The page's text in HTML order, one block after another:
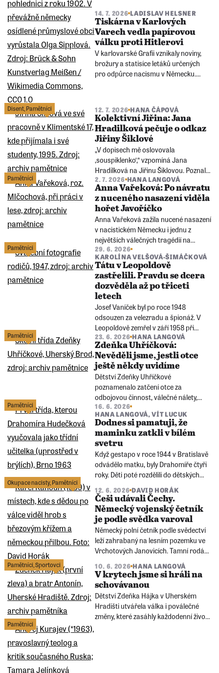
14. 7. 2026 LADISLAV HELSNER
Tiskárna v Karlových
Varech vedla papírovou
válku proti Hitlerovi
V karlovarské Grafii vznikaly noviny,
brožury a statisíce letáků určených
pro odpůrce nacismu v Německu.
i jeho někdejší pracovnice Olga
Sipplová.
Disent,Pamětníci 12. 7. 2026 HANA ČÁPOVÁ
Kolektivní Jiřina: Jana
Hradilková pečuje o odkaz
Jiřiny Šiklové
„V dopisech mě oslovovala
‚souspiklenko‘,“ vzpomíná Jana
Hradilková na Jiřinu Šiklovou. Poznaly
se roku 1991, kdy v bytě disidentky a
socioložky vznikaly první české
feministické projekty. Dnes Hradilková
pečuje o její odkaz prostřednictvím
projektu Jiřineum.
Pamětníci 2. 7. 2026 HANA LANGOVÁ
Anna Vařeková: Po návratu
z nuceného nasazení viděla
hořet Javoříčko
Anna Vařeková zažila nucené nasazení
v nacistickém Německu i jednu z
největších válečných tragédií na
Moravě. Když 5. května 1945 utichla
střelba v Javoříčku, mezi troskami
našla mrtvé sousedy i těžce raněného
strýce.
Pamětníci
29. 6. 2026
KAROLÍNA VELŠOVÁ-ŠIMÁČKOVÁ
Tátu v Leopoldově
zastřelili. Pravdu se dcera
dozvěděla až po třiceti
letech
Josef Vaníček byl po roce 1948
odsouzen za velezradu a špionáž. V
Leopoldově zemřel v září 1958 při
pokusu o útěk. Jeho dcera Marie
Ryšavá desítky let věřila, že otec
zemřel po pracovním úrazu, tvrdili jí to.
Pravdu se dozvěděla až po roce 1989.
Pamětníci 23. 6. 2026 HANA LANGOVÁ
Zdeňka Uhříčková:
Nevěděli jsme, jestli otce
ještě někdy uvidíme
Dětství Zdeňky Uhříčkové
poznamenalo zatčení otce za
odbojovou činnost, válečné nálety,
likvidace židovské komunity v
Uherském Brodě i poválečné křivdy.
Otec, který se postavil nacistům, se po
roce 1948 stal nepohodlným i
komunistům.
Pamětníci
16. 6. 2026
HANA LANGOVÁ,VÍT LUCUK
Dodnes si pamatuji, že
maminku zatkli v bílém
svetru
Když gestapo v roce 1944 v Bratislavě
odvádělo matku, byly Drahomíře čtyři
roky. Děti poté rozdělili do dětských
domovů. Matce trvalo několik měsíců,
než je po válce vypátrala. Otec, velitel
rozvědky 1. partyzánské brigády Jana
Žižky, věznění gestapem nepřežil.
Okupace nacisty,Pamětníci
12. 6. 2026 DAVID HORÁK
Češi udávali Čechy.
Německý vojenský četník
je podle svědka varoval
Německý polní četník podle svědectví
leží zahrabaný na lesním pozemku ve
Vrchotových Janovicích. Tamní rodák
Karel Kahoun (1939) zavedl Paměť
národa do míst, kde vídal březový kříž
se zavěšenou přilbou. Obětí měl být
muž, který nezištně varoval Čechy
udané gestapu.
Pamětníci,Sportovci 10. 6. 2026 HANA LANGOVÁ
V krytech jsme si hráli na
schovávanou
Dětství Zdeňka Hájka v Uherském
Hradišti utvářela válka i poválečné
změny, které zasáhly každodenní život
Pamětníci